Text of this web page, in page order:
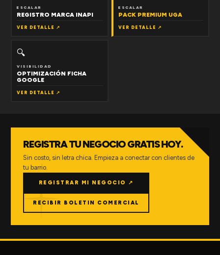
ESCALAR
REGISTRO MARCA INAPI
VER DETALLE ↗
ESCALAR
PACK PREMIUM UGA
VER DETALLE ↗
🔍
VISIBILIDAD
OPTIMIZACIÓN FICHA
GOOGLE
VER DETALLE ↗
REGISTRA TU NEGOCIO GRATIS HOY.
Sin costo, sin letra chica. Empieza a conectar con clientes de
tu barrio.
REGISTRAR MI NEGOCIO ↗
RECIBIR BOLETIN COMERCIAL